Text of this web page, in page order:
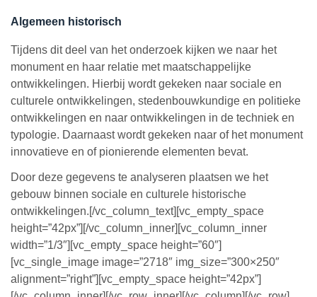
Algemeen historisch
Tijdens dit deel van het onderzoek kijken we naar het
monument en haar relatie met maatschappelijke
ontwikkelingen. Hierbij wordt gekeken naar sociale en
culturele ontwikkelingen, stedenbouwkundige en politieke
ontwikkelingen en naar ontwikkelingen in de techniek en
typologie. Daarnaast wordt gekeken naar of het monument
innovatieve en of pionierende elementen bevat.
Door deze gegevens te analyseren plaatsen we het
gebouw binnen sociale en culturele historische
ontwikkelingen.[/vc_column_text][vc_empty_space
height=”42px”][/vc_column_inner][vc_column_inner
width=”1/3″][vc_empty_space height=”60″]
[vc_single_image image=”2718″ img_size=”300×250″
alignment=”right”][vc_empty_space height=”42px”]